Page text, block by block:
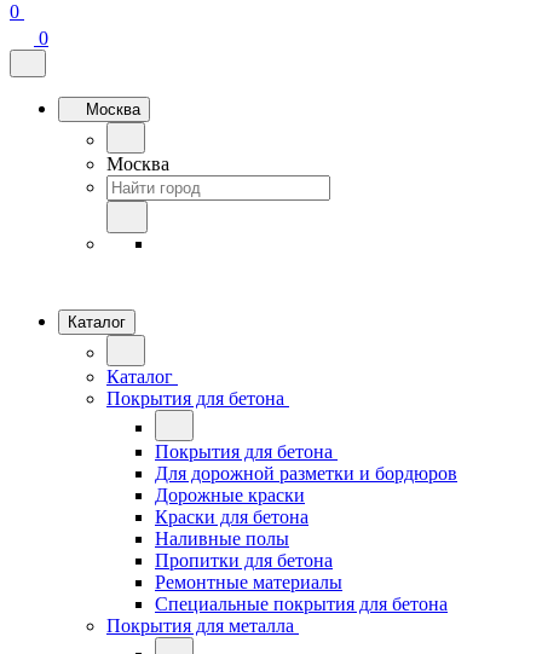
0
0
Москва
Москва
Каталог
Каталог
Покрытия для бетона
Покрытия для бетона
Для дорожной разметки и бордюров
Дорожные краски
Краски для бетона
Наливные полы
Пропитки для бетона
Ремонтные материалы
Специальные покрытия для бетона
Покрытия для металла